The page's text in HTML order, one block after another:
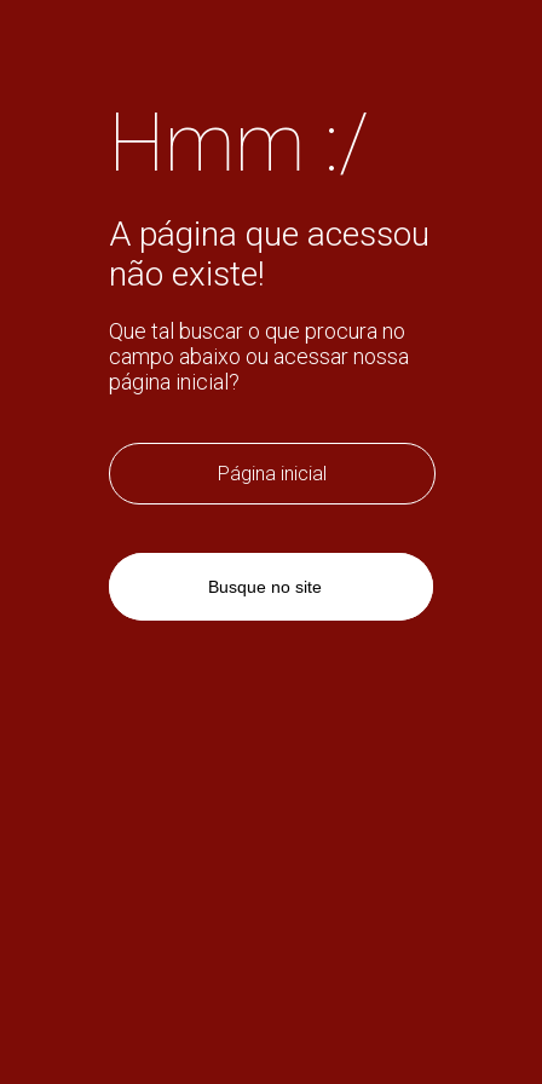
Hmm :/
A página que acessou
não existe!
Que tal buscar o que procura no
campo abaixo ou acessar nossa
página inicial?
Página inicial